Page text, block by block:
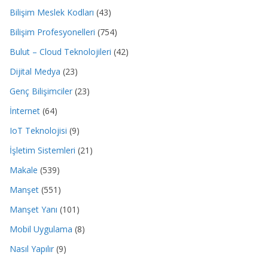
Bilişim Meslek Kodları (43)
Bilişim Profesyonelleri (754)
Bulut – Cloud Teknolojileri (42)
Dijital Medya (23)
Genç Bilişimciler (23)
İnternet (64)
IoT Teknolojisi (9)
İşletim Sistemleri (21)
Makale (539)
Manşet (551)
Manşet Yanı (101)
Mobil Uygulama (8)
Nasıl Yapılır (9)